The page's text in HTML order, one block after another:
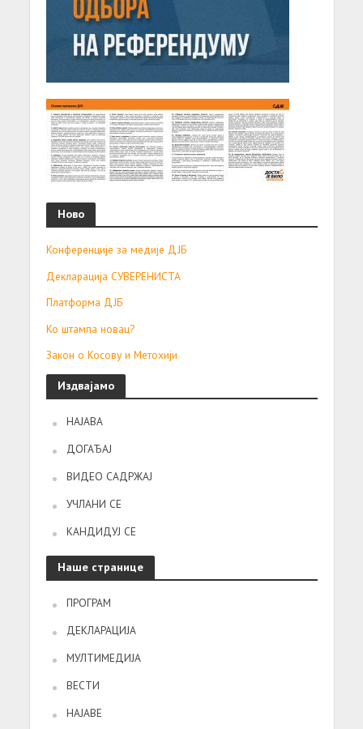
Ново
Конференције за медије ДЈБ
Декларација СУВЕРЕНИСТА
Платформа ДЈБ
Ко штампа новац?
Закон о Косову и Метохији
Издвајамо
НАЈАВА
ДОГАЂАЈ
ВИДЕО САДРЖАЈ
УЧЛАНИ СЕ
КАНДИДУЈ СЕ
Наше странице
ПРОГРАМ
ДЕКЛАРАЦИЈА
МУЛТИМЕДИЈА
ВЕСТИ
НАЈАВЕ